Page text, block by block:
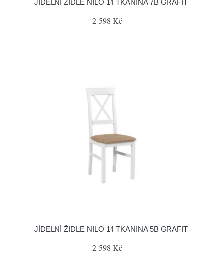
JÍDELNÍ ŽIDLE NILO 14 TKANINA 7B GRAFIT
2 598 Kč
JÍDELNÍ ŽIDLE NILO 14 TKANINA 5B GRAFIT
2 598 Kč